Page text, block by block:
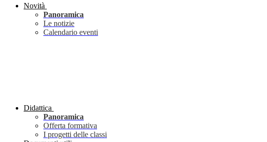
Novità
Panoramica
Le notizie
Calendario eventi
Didattica
Panoramica
Offerta formativa
I progetti delle classi